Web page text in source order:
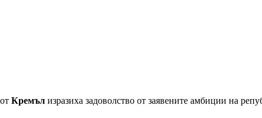
Кремъл изразиха задоволство от заявените амбиции на